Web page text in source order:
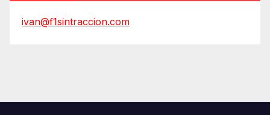
ivan@f1sintraccion.com